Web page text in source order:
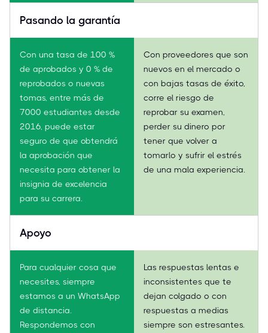
Pasando la garantía
Con una tasa de 100 %
de aprobados y 0 % de
reprobados o nuevas
tomas, entre más de
7000 estudiantes desde
2016, puede estar
seguro de que obtendrá
la aprobación que
necesita para obtener la
insignia de excelencia
para su carrera.
Con proveedores que son
nuevos en el mercado o
con bajas tasas de éxito,
corre el riesgo de
reprobar su examen,
perder su dinero por
tener que volver a
tomarlo y sufrir el estrés
de una mala experiencia.
Apoyo
Para cualquier cosa que
necesites, siempre
estamos a un WhatsApp
de distancia.
Respondemos con
Las respuestas lentas e
inconsistentes que te
dejan colgado o con
respuestas a medias
siempre son estresantes.